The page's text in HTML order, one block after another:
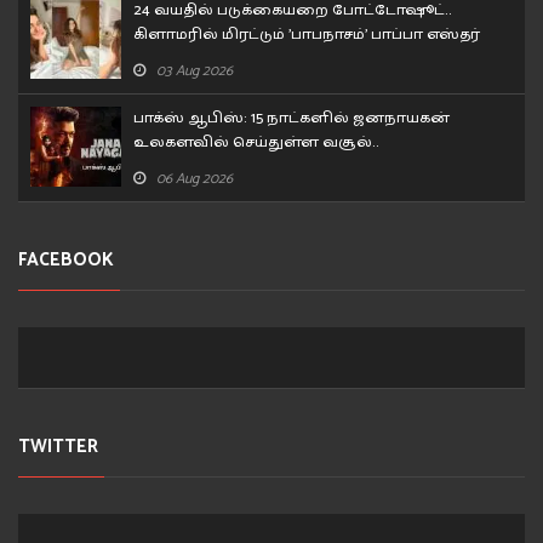
24 வயதில் படுக்கையறை போட்டோஷூட்..
கிளாமரில் மிரட்டும் 'பாபநாசம்' பாப்பா எஸ்தர்
அனில்!
03 Aug 2026
பாக்ஸ் ஆபிஸ்: 15 நாட்களில் ஜனநாயகன்
உலகளவில் செய்துள்ள வசூல்..
06 Aug 2026
FACEBOOK
TWITTER